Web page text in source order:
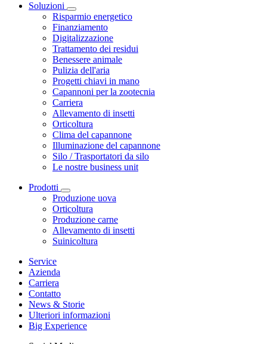
Soluzioni
Risparmio energetico
Finanziamento
Digitalizzazione
Trattamento dei residui
Benessere animale
Pulizia dell'aria
Progetti chiavi in mano
Capannoni per la zootecnia
Carriera
Allevamento di insetti
Orticoltura
Clima del capannone
Illuminazione del capannone
Silo / Trasportatori da silo
Le nostre business unit
Prodotti
Produzione uova
Orticoltura
Produzione carne
Allevamento di insetti
Suinicoltura
Service
Azienda
Carriera
Contatto
News & Storie
Ulteriori informazioni
Big Experience